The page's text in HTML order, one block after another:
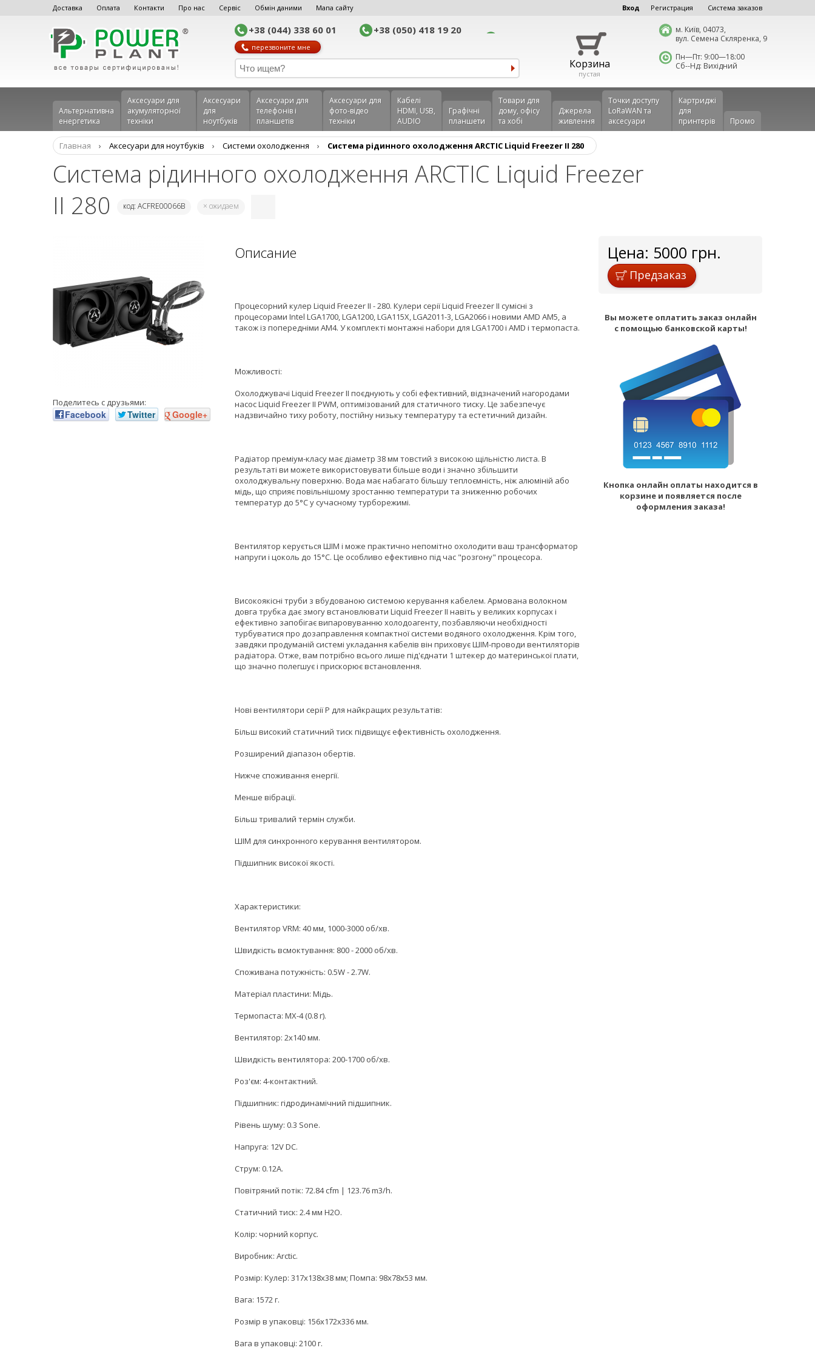
Доставка Оплата Контакти Про нас Сервіс Обмін даними Мапа сайту Вход Регистрация Система заказов
+38 (044) 338 60 01 +38 (050) 418 19 20
перезвоните мне
Корзина
пустая
м. Київ, 04073,
вул. Семена Скляренка, 9
Пн—Пт: 9:00—18:00
Сб--Нд: Вихідний
Альтернативна
енергетика
Аксесуари для
акумуляторної
техніки
Аксесуари
для
ноутбуків
Аксеcуари для
телефонів і
планшетів
Аксесуари для
фото-відео
техніки
Кабелі
HDMI, USB,
AUDIO
Графічні
планшети
Товари для
дому, офісу
та хобі
Джерела
живлення
Точки доступу
LoRaWAN та
аксесуари
Картриджі
для
принтерів
Промо
Главная › Аксесуари для ноутбуків › Системи охолодження › Система рідинного охолодження ARCTIC Liquid Freezer II 280
Система рідинного охолодження ARCTIC Liquid Freezer
II 280
код: ACFRE00066B × ожидаем
Поделитесь с друзьями:
Facebook Twitter Google+
Описание
Процесорний кулер Liquid Freezer II - 280. Кулери серії Liquid Freezer II сумісні з
процесорами Intel LGA1700, LGA1200, LGA115X, LGA2011-3, LGA2066 і новими AMD AM5, а
також із попередніми AM4. У комплекті монтажні набори для LGA1700 і AMD і термопаста.
Можливості:
Охолоджувачі Liquid Freezer II поєднують у собі ефективний, відзначений нагородами
насос Liquid Freezer II PWM, оптимізований для статичного тиску. Це забезпечує
надзвичайно тиху роботу, постійну низьку температуру та естетичний дизайн.
Радіатор преміум-класу має діаметр 38 мм товстий з високою щільністю листа. В
результаті ви можете використовувати більше води і значно збільшити
охолоджувальну поверхню. Вода має набагато більшу теплоємність, ніж алюміній або
мідь, що сприяє повільнішому зростанню температури та зниженню робочих
температур до 5°С у сучасному турборежимі.
Вентилятор керується ШІМ і може практично непомітно охолодити ваш трансформатор
напруги і цоколь до 15°C. Це особливо ефективно під час "розгону" процесора.
Високоякісні труби з вбудованою системою керування кабелем. Армована волокном
довга трубка дає змогу встановлювати Liquid Freezer II навіть у великих корпусах і
ефективно запобігає випаровуванню холодоагенту, позбавляючи необхідності
турбуватися про дозаправлення компактної системи водяного охолодження. Крім того,
завдяки продуманій системі укладання кабелів він приховує ШІМ-проводи вентиляторів
радіатора. Отже, вам потрібно всього лише під'єднати 1 штекер до материнської плати,
що значно полегшує і прискорює встановлення.
Нові вентилятори серії P для найкращих результатів:
Більш високий статичний тиск підвищує ефективність охолодження.
Розширений діапазон обертів.
Нижче споживання енергії.
Менше вібрації.
Більш тривалий термін служби.
ШІМ для синхронного керування вентилятором.
Підшипник високої якості.
Характеристики:
Вентилятор VRM: 40 мм, 1000-3000 об/хв.
Швидкість всмоктування: 800 - 2000 об/хв.
Споживана потужність: 0.5W - 2.7W.
Матеріал пластини: Мідь.
Термопаста: МХ-4 (0.8 г).
Вентилятор: 2x140 мм.
Швидкість вентилятора: 200-1700 об/хв.
Роз'єм: 4-контактний.
Підшипник: гідродинамічний підшипник.
Рівень шуму: 0.3 Sone.
Напруга: 12V DC.
Струм: 0.12A.
Повітряний потік: 72.84 cfm | 123.76 m3/h.
Статичний тиск: 2.4 мм Н2О.
Колір: чорний корпус.
Виробник: Arctic.
Розмір: Кулер: 317x138x38 мм; Помпа: 98х78х53 мм.
Вага: 1572 г.
Розмір в упаковці: 156x172x336 мм.
Вага в упаковці: 2100 г.
Цена: 5000 грн.
Предзаказ
Вы можете оплатить заказ онлайн
с помощью банковской карты!
Кнопка онлайн оплаты находится в
корзине и появляется после
оформления заказа!